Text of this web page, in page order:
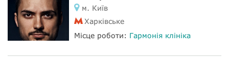
м. Київ
Харківське
Місце роботи: Гармонія клініка